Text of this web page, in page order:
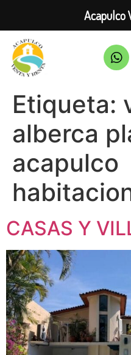
Etiqueta:
alberca
acapulco
CASAS Y
Acapulco